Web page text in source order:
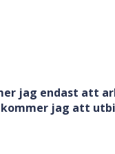
jag endast att
kommer jag att